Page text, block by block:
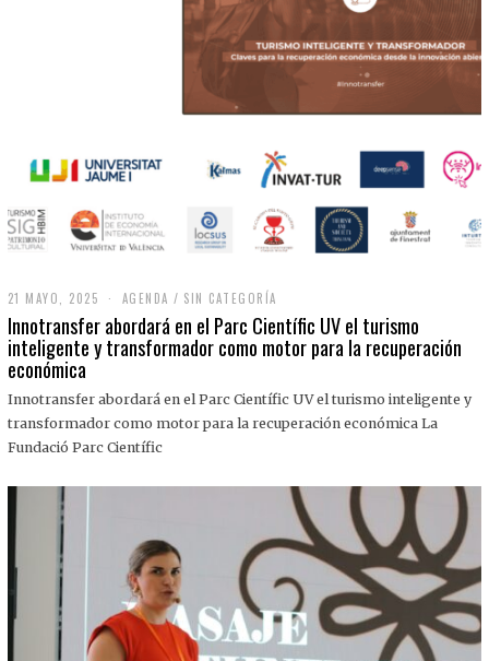
21 MAYO, 2025
M
A
Y
,
0
2
AGENDA / SIN CATEGORÍA
Innotransfer abordará en el Parc Científic UV el turismo
inteligente y transformador como motor para la recuperación
económica
Innotransfer abordará en el Parc Científic UV el turismo inteligente y
transformador como motor para la recuperación económica La
Fundació Parc Científic